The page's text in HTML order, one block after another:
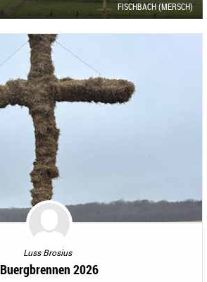
FISCHBACH (MERSCH)
Luss Brosius
Buergbrennen 2026